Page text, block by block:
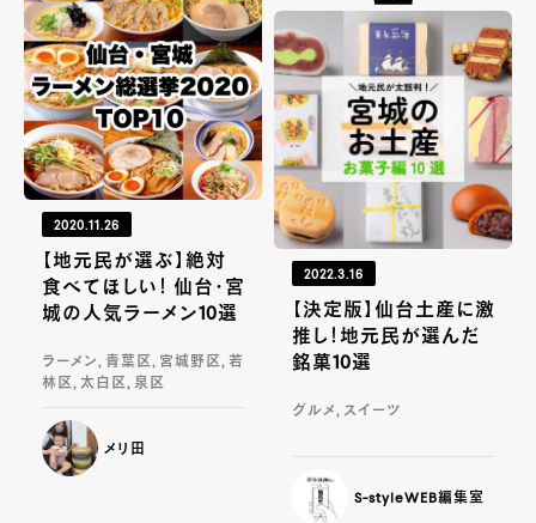
2020.11.26
【地元民が選ぶ】絶対
食べてほしい！ 仙台・宮
城の人気ラーメン10選
ラーメン, 青葉区, 宮城野区, 若
林区, 太白区, 泉区
メリ田
2022.3.16
【決定版】仙台土産に激
推し！地元民が選んだ
銘菓10選
グルメ, スイーツ
S-styleWEB編集室